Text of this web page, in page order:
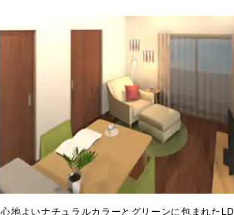
心地よいナチュラルカラーとグリーンに包まれた